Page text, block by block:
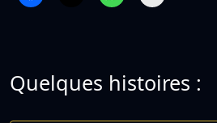
Quelques histoires :